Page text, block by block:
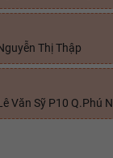
Thị Thập
Văn Sỹ P10 Q.Phú